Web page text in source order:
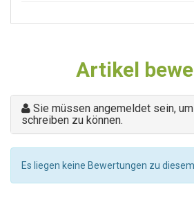
Artikel
Sie müssen angemeldet sein,
schreiben zu können.
Es liegen keine Bewertungen zu